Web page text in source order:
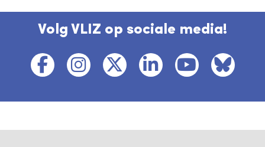
Volg VLIZ op sociale media!